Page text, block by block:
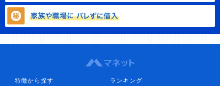
特徴から探す
ランキング